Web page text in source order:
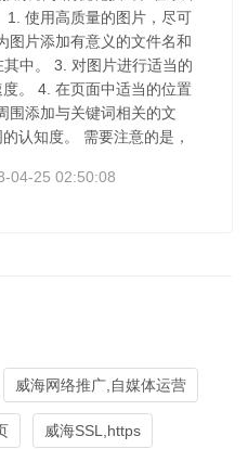
1. 使用高质量的图片，尽可
图片添加有意义的文件名和
中。 3. 对图片进行适当的
。 4. 在页面中适当的位置
围添加与关键词相关的文
认知度。 需要注意的是，
04-25 02:50:08
威海网络推广,自媒体运营
威海SSL,https